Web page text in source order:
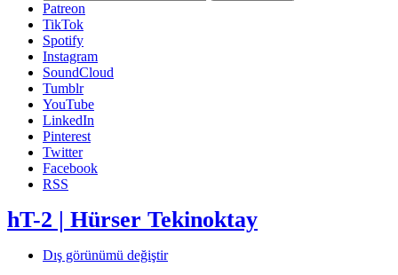
Patreon
TikTok
Spotify
Instagram
SoundCloud
Tumblr
YouTube
LinkedIn
Pinterest
Twitter
Facebook
RSS
hT-2 | Hürser Tekinoktay
Dış görünümü değiştir